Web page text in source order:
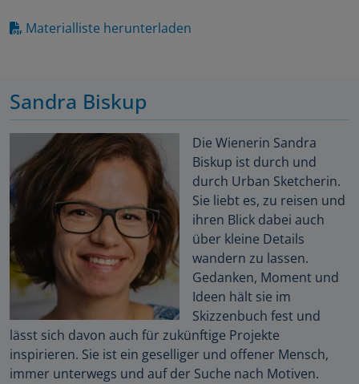
Materialliste herunterladen
Sandra Biskup
Die Wienerin Sandra
Biskup ist durch und
durch Urban Sketcherin.
Sie liebt es, zu reisen und
ihren Blick dabei auch
über kleine Details
wandern zu lassen.
Gedanken, Moment und
Ideen hält sie im
Skizzenbuch fest und
lässt sich davon auch für zukünftige Projekte
inspirieren. Sie ist ein geselliger und offener Mensch,
immer unterwegs und auf der Suche nach Motiven.